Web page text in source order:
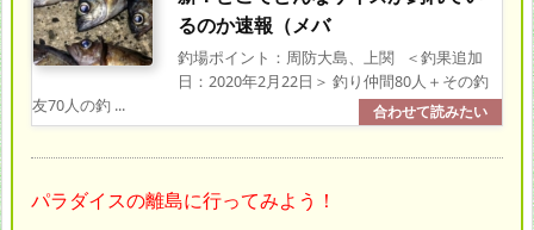
るのか速報（メバ
釣場ポイント：周防大島、上関 ＜釣果追加
日：2020年2月22日＞ 釣り仲間80人＋その釣
友70人の釣 ...
パラダイスの離島に行ってみよう！